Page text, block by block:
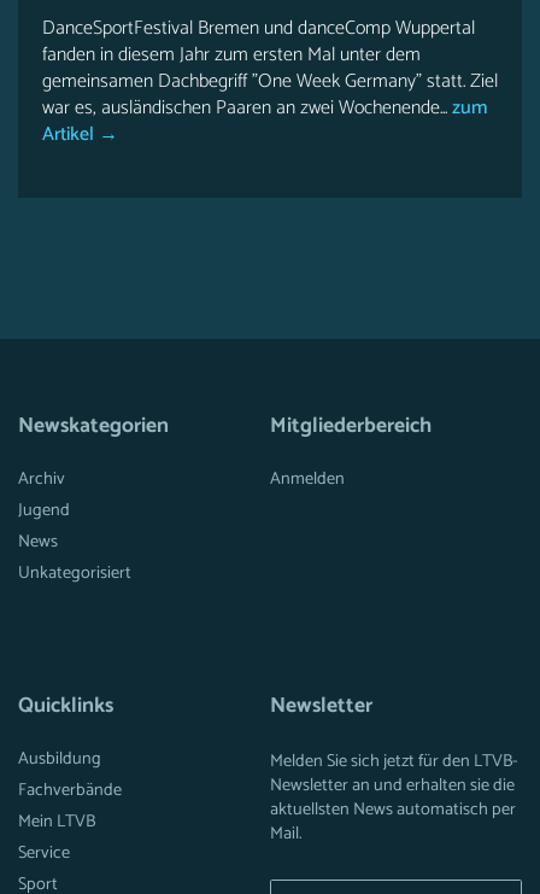
DanceSportFestival Bremen und danceComp Wuppertal
fanden in diesem Jahr zum ersten Mal unter dem
gemeinsamen Dachbegriff "One Week Germany" statt. Ziel
war es, ausländischen Paaren an zwei Wochenende...zum
Artikel →
Newskategorien
Archiv
Jugend
News
Unkategorisiert
Mitgliederbereich
Anmelden
Quicklinks
Ausbildung
Fachverbände
Mein LTVB
Service
Sport
Newsletter
Melden Sie sich jetzt für den LTVB-
Newsletter an und erhalten sie die
aktuellsten News automatisch per
Mail.